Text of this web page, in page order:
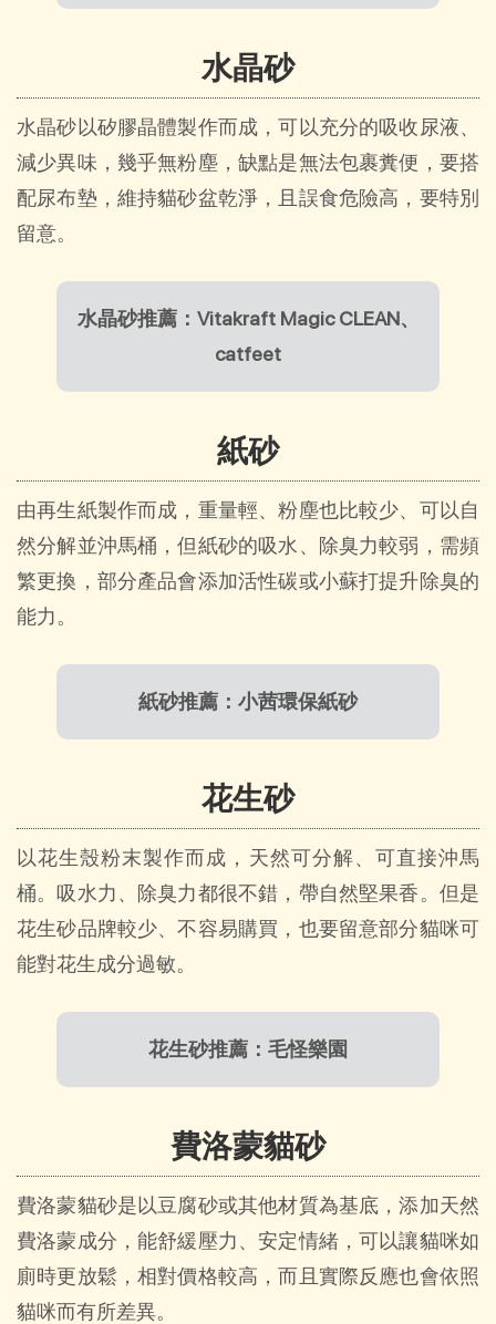
水晶砂
水晶砂以矽膠晶體製作而成，可以充分的吸收尿液、
減少異味，幾乎無粉塵，缺點是無法包裹糞便，要搭
配尿布墊，維持貓砂盆乾淨，且誤食危險高，要特別
留意。
水晶砂推薦：Vitakraft Magic CLEAN、
catfeet
紙砂
由再生紙製作而成，重量輕、粉塵也比較少、可以自
然分解並沖馬桶，但紙砂的吸水、除臭力較弱，需頻
繁更換，部分產品會添加活性碳或小蘇打提升除臭的
能力。
紙砂推薦：小茜環保紙砂
花生砂
以花生殼粉末製作而成，天然可分解、可直接沖馬
桶。吸水力、除臭力都很不錯，帶自然堅果香。但是
花生砂品牌較少、不容易購買，也要留意部分貓咪可
能對花生成分過敏。
花生砂推薦：毛怪樂園
費洛蒙貓砂
費洛蒙貓砂是以豆腐砂或其他材質為基底，添加天然
費洛蒙成分，能舒緩壓力、安定情緒，可以讓貓咪如
廁時更放鬆，相對價格較高，而且實際反應也會依照
貓咪而有所差異。